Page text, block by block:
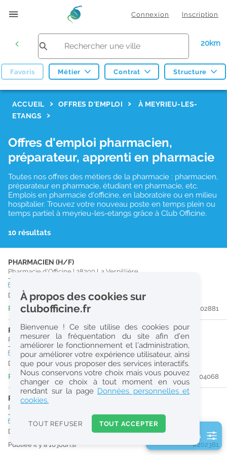
Connexion Inscription
20km
Favoris Métier Contrat Structure
Réinitialiser
2
0
k
Consulter les offres de la France d'outre-mer
ACCUEIL OFFRES D'EMPLOI
À MEYRIEU-LES-
ETANGS
Offres d'emploi pharmacien,
préparateur, apprenti en pharmacie
Toutes nos offres des métiers de la pharmacie : pharmacien,
préparateur en pharmacie, étudiant en pharmacie, etc.
Emplois en pharmacie d'officine, en laboratoire ou en milieu
hospitalier. Trouvez votre nouveau poste en temps plein ou
temps partiel à meyrieu-les-etangs grâce à Club Officine.
10 résultats
PHARMACIEN (H/F)
Pharmacie d'Officine | 38290 La Verpillière
Du 30/08/26 au 30/12/26
Publiée il y a 3 jour(s)
#202881
PRÉPARATEUR EN PHARMACIE (H/F)
Pharmacie d'Officine|38440Saint-Jean-De-Bournay
CDI temps plein
Dès que possible
Publiée il y a 5 jour(s)
#204068
PHARMACIEN (H/F)
Pharmacie d'Officine
CDItemps plein
Dès que possible
URGENT
Publiée il y a 10 jour(s) #202381
2 filtre(s) actifs
À propos des cookies sur
clubofficine.fr
Bienvenue ! Ce site utilise des cookies pour
mesurer la fréquentation du site afin d’en
améliorer le fonctionnement et l’administration,
pour améliorer votre expérience utilisateur, ainsi
que pour vous proposer des services interactifs.
Nous conservons votre choix mais vous pouvez
changer ce choix à tout moment en vous
rendant sur la page Données personnelles et
cookies.
TOUT REFUSER TOUT ACCEPTER